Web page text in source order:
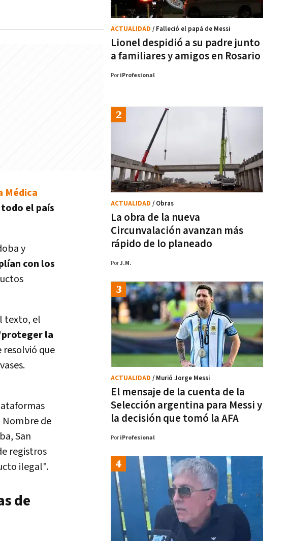
Médica
el país
y
con los
texto, el
la
que
Nombre de
San
registros
ilegal".
de
Lionel despidió a su padre junto
a familiares y amigos en Rosario
ACTUALIDAD / Falleció el papá de Messi
Por iProfesional
La obra de la nueva
Circunvalación avanzan más
rápido de lo planeado
ACTUALIDAD / Obras
PorJ.M.
El mensaje de la cuenta de la
Selección argentina para Messi y
la decisión que tomó la AFA
ACTUALIDAD / Murió Jorge Messi
Por iProfesional